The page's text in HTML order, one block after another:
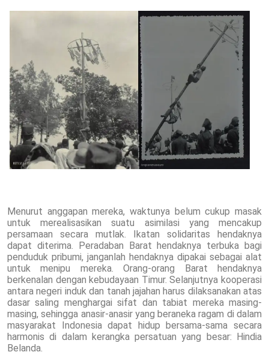
Menurut anggapan mereka, waktunya belum cukup masak
untuk merealisasikan suatu asimilasi yang mencakup
persamaan secara mutlak. Ikatan solidaritas hendaknya
dapat diterima. Peradaban Barat hendaknya terbuka bagi
penduduk pribumi, janganlah hendaknya dipakai sebagai alat
untuk menipu mereka. Orang-orang Barat hendaknya
berkenalan dengan kebudayaan Timur. Selanjutnya kooperasi
antara negeri induk dan tanah jajahan harus dilaksanakan atas
dasar saling menghargai sifat dan tabiat mereka masing-
masing, sehingga anasir-anasir yang beraneka ragam di dalam
masyarakat Indonesia dapat hidup bersama-sama secara
harmonis di dalam kerangka persatuan yang besar: Hindia
Belanda.